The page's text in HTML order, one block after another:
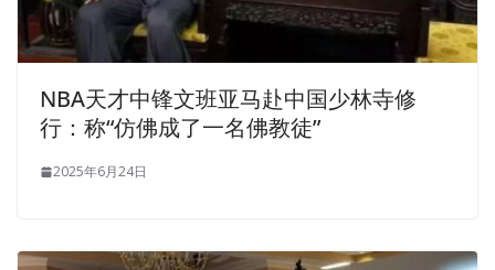
NBA天才中锋文班亚马赴中国少林寺修
行：称“仿佛成了一名佛教徒”
2025年6月24日